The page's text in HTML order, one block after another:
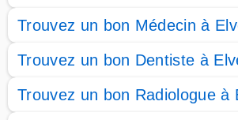
Trouvez un bon Médecin à
Trouvez un bon Dentiste à
Trouvez un bon Radiologue à